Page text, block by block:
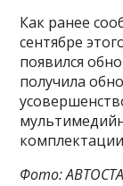
Как ранее
сентябре
появился
получила
Фото: